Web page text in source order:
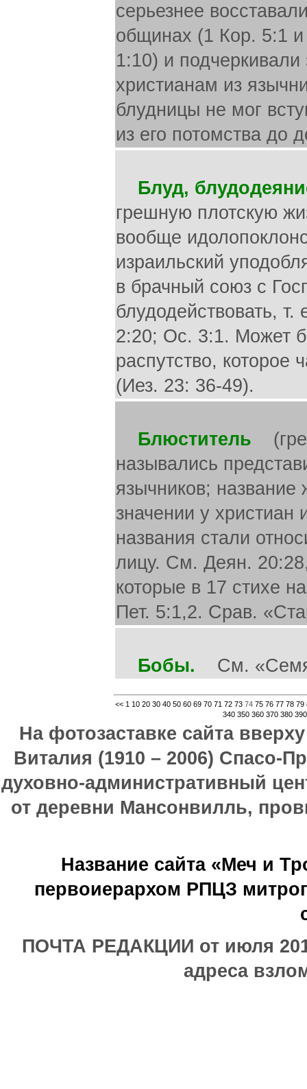
серьезнее
общинах (1 Кор. 5:1
1:10) и подчеркивали
христианам из
блудницы не мог
из его потомства до
Блуд,
грешную плотскую
вообще
израильский
в брачный союз с
блудодействовать,
2:20; Ос. 3:1. Может
распутство,
(Иез. 23: 36-49).
Блюститель
назывались
язычников; название
значении у христиан
названия стали
лицу. См. Деян.
которые в 17 стихе
Пет. 5:1,2. Срав.
Бобы. См.
<< 1 10 20 30 40 50 60 69 70 71 72 7374 75 76 77 78 79
340 350 360 370 380 390
На фотозаставке сайта
Виталия (1910 – 2006) Спасо-
духовно-административный
от деревни Мансонвилль,
Название сайта «Меч и
первоиерархом РПЦЗ
ПОЧТА РЕДАКЦИИ от июля
адреса